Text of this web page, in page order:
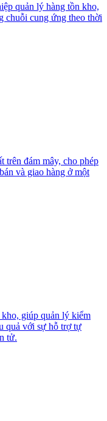
quản lý hàng tồn kho,
chuỗi cung ứng theo thời
trên đám mây, cho phép
và giao hàng ở một
giúp quản lý kiểm
quả với sự hỗ trợ tự
tử.